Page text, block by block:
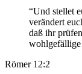
“Und stellet
verändert
daß ihr
Römer 12:2